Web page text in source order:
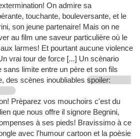
On admire sa
touchante, bouleversante, et le
son jeune partenaire! Mais on ne
au film une saveur particulière où le
larmes! Et pourtant aucune violence
vrai tour de force [...] Un scènario
limite entre un père et son fils
des scènes inoubliables spoiler:
Prèparez vos mouchoirs c'est du
que nous offre il signore Begnini,
à ses pieds! Bravissimo à ce
avec l'humour cartoon et la poèsie